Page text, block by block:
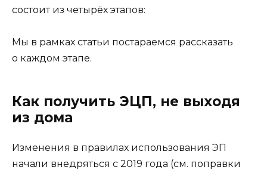
состоит из четырёх этапов:
Мы в рамках статьи постараемся рассказать
о каждом этапе.
Как получить ЭЦП, не выходя
из дома
Изменения в правилах использования ЭП
начали внедряться с 2019 года (см. поправки